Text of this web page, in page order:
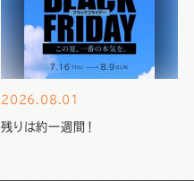
2026.08.01
残りは約一週間！